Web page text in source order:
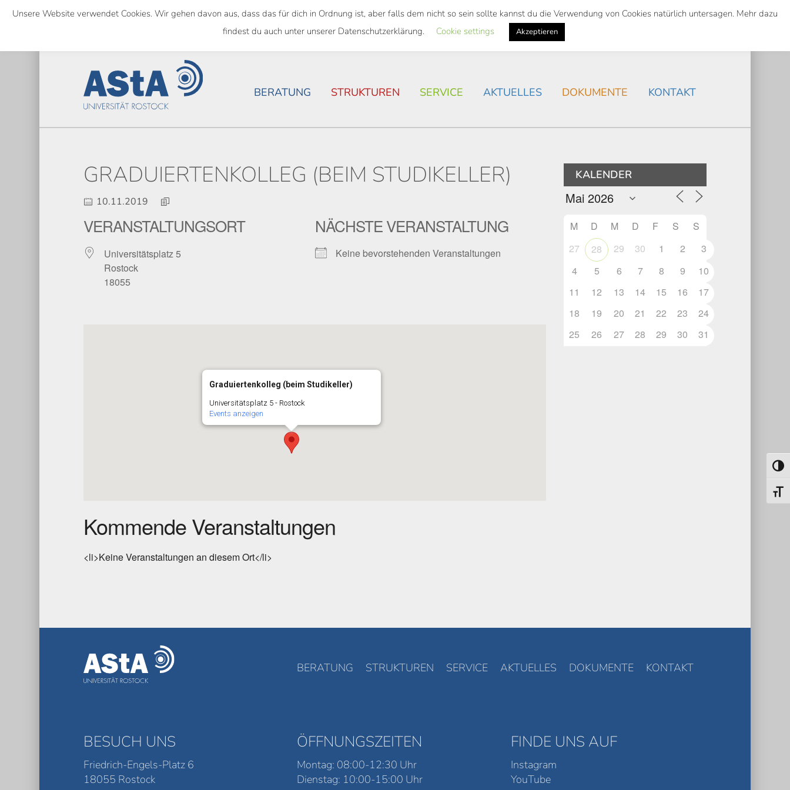
Skip
content
Suche
Search
SEMESTERTICKET ALS BUNDESWEITES TICKET AKTUELLES
BERATUNG STRUKTUREN SERVICE AKTUELLES DOKUMENTE KONTAKT
GRADUIERTENKOLLEG (BEIM STUDIKELLER)
10.11.2019
VERANSTALTUNGSORT
Universitätsplatz 5
Rostock
18055
NÄCHSTE VERANSTALTUNG
Keine bevorstehenden Veranstaltungen
Graduiertenkolleg (beim Studikeller)
Universitätsplatz 5 - Rostock
Events anzeigen
Kommende Veranstaltungen
<li>Keine Veranstaltungen an diesem Ort</li>
KALENDER
M D M D F S
S
27
28 29 30 1 2
3
4
5 6 7 8 9
10
11
12 13 14 15 16
17
18
19 20 21 22 23
24
25
26 27 28 29 30 31
BERATUNG STRUKTUREN SERVICE AKTUELLES DOKUMENTE KONTAKT
BESUCH UNS
Friedrich-Engels-Platz 6
18055 Rostock
ÖFFNUNGSZEITEN
Montag: 08:00-12:30 Uhr
Dienstag: 10:00-15:00 Uhr
FINDE UNS AUF
Instagram
YouTube
Unsere Website verwendet Cookies. Wir gehen davon aus, dass das für dich in Ordnung ist, aber falls dem nicht so sein sollte kannst du die Verwendung von Cookies natürlich untersagen. Mehr dazu
findest du auch unter unserer Datenschutzerklärung.
Cookie settings Akzeptieren